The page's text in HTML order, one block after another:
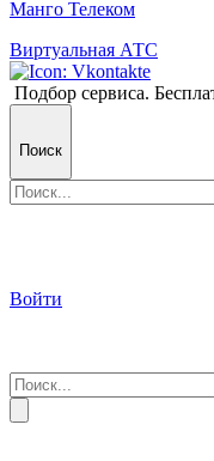
Манго Телеком
Виртуальная АТС
Подбор сервиса.
Поиск
Войти